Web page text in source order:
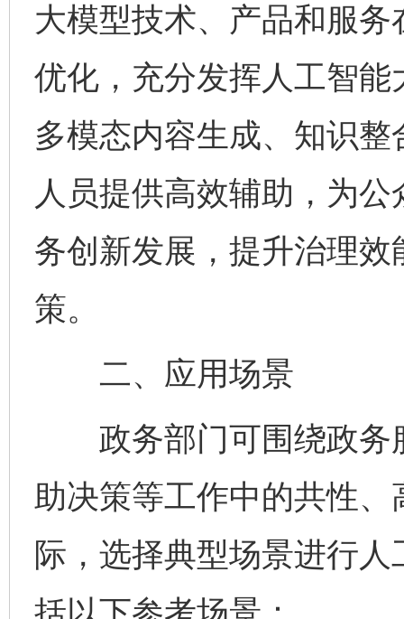
大模型技术、产品和服
优化，充分发挥人工智
多模态内容生成、知识
人员提供高效辅助，为
务创新发展，提升治理
策。
二、应用场景
政务部门可围绕政务
助决策等工作中的共性
际，选择典型场景进行